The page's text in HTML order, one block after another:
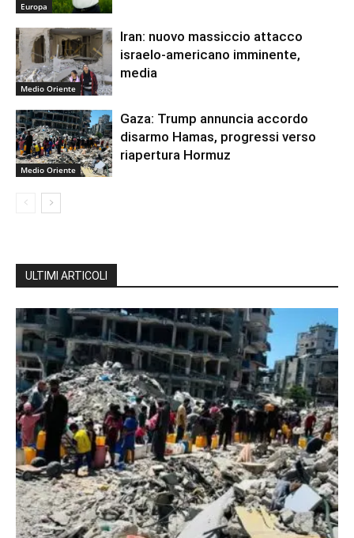
Europa
Medio Oriente
Iran: nuovo massiccio attacco
israelo-americano imminente,
media
Medio Oriente
Gaza: Trump annuncia accordo
disarmo Hamas, progressi verso
riapertura Hormuz
ULTIMI ARTICOLI